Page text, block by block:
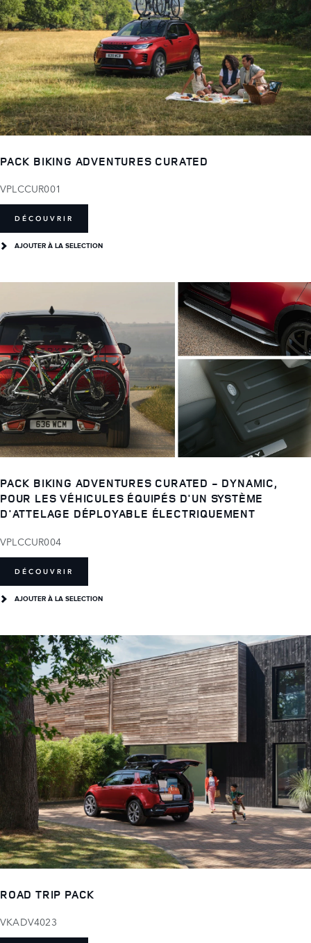
PACK BIKING ADVENTURES CURATED
VPLCCUR001
DÉCOUVRIR
AJOUTER À LA SELECTION
PACK BIKING ADVENTURES CURATED - DYNAMIC,
POUR LES VÉHICULES ÉQUIPÉS D'UN SYSTÈME
D'ATTELAGE DÉPLOYABLE ÉLECTRIQUEMENT
VPLCCUR004
DÉCOUVRIR
AJOUTER À LA SELECTION
ROAD TRIP PACK
VKADV4023